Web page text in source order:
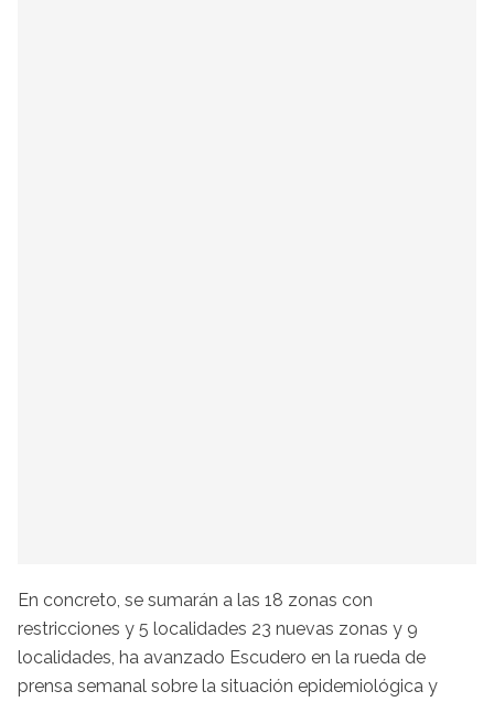
En concreto, se sumarán a las 18 zonas con
restricciones y 5 localidades 23 nuevas zonas y 9
localidades, ha avanzado Escudero en la rueda de
prensa semanal sobre la situación epidemiológica y